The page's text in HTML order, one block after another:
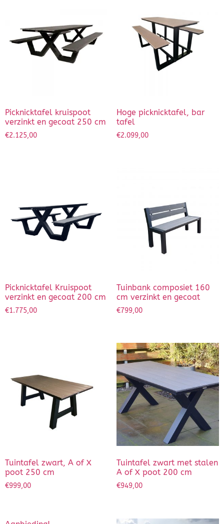
Gaas&Beugels
Diversen
Picknicktafel kruispoot
verzinkt en gecoat 250 cm
€2.125,00
Hoge picknicktafel, bar
tafel
€2.099,00
Picknicktafel Kruispoot
verzinkt en gecoat 200 cm
€1.775,00
Tuinbank composiet 160
cm verzinkt en gecoat
€799,00
Tuintafel zwart, A of X
poot 250 cm
€999,00
Tuintafel zwart met stalen
A of X poot 200 cm
€949,00